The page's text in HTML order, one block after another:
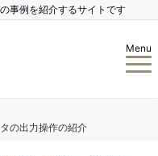
事例を紹介するサイトです
Menu
の出力操作の紹介